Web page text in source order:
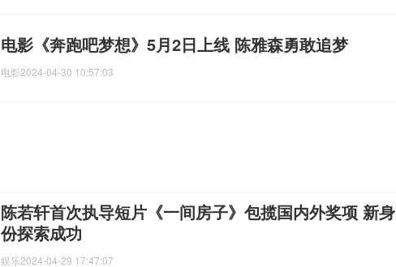
电影《奔跑吧梦想》5月2日上线 陈雅森勇敢追梦
电影2024-04-30 10:57:03
陈若轩首次执导短片《一间房子》包揽国内外奖项 新身
份探索成功
娱乐2024-04-29 17:47:07